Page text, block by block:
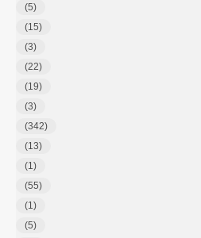
(5)
(15)
(3)
(22)
(19)
(3)
(342)
(13)
(1)
(55)
(1)
(5)